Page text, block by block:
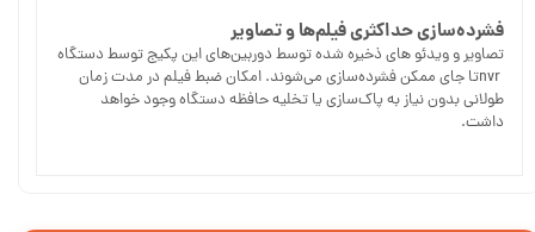
فشرده‌سازی حداکثری فیلم‌ها و تصاویر
تصاویر و ویدئو های ذخیره شده توسط دوربین‌های این پکیج توسط دستگاه
‌ nvrتا جای ممکن فشرده‌سازی می‌شوند. امکان ضبط فیلم در مدت زمان
طولانی بدون نیاز به پاک‌سازی یا تخلیه حافظه دستگاه وجود خواهد
داشت.